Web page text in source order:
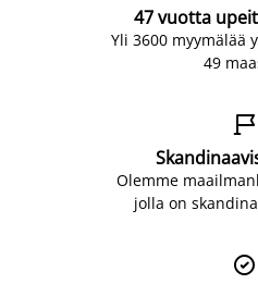
47 vuotta
Yli 3600 myymälää
49

Olemme
jolla on
